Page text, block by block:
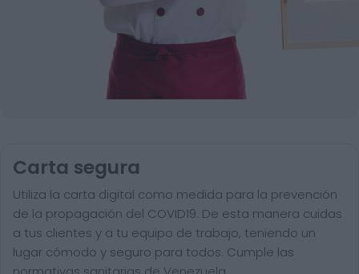
Carta segura
Utiliza la carta digital como medida para la prevención
de la propagación del COVID19. De esta manera cuidas
a tus clientes y a tu equipo de trabajo, teniendo un
lugar cómodo y seguro para todos. Cumple las